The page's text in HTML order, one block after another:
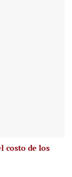
costo de los